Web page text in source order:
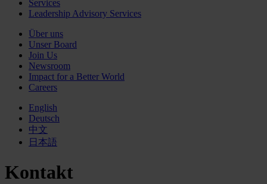
Services
Leadership Advisory Services
Über uns
Unser Board
Join Us
Newsroom
Impact for a Better World
Careers
English
Deutsch
中文
日本語
Kontakt